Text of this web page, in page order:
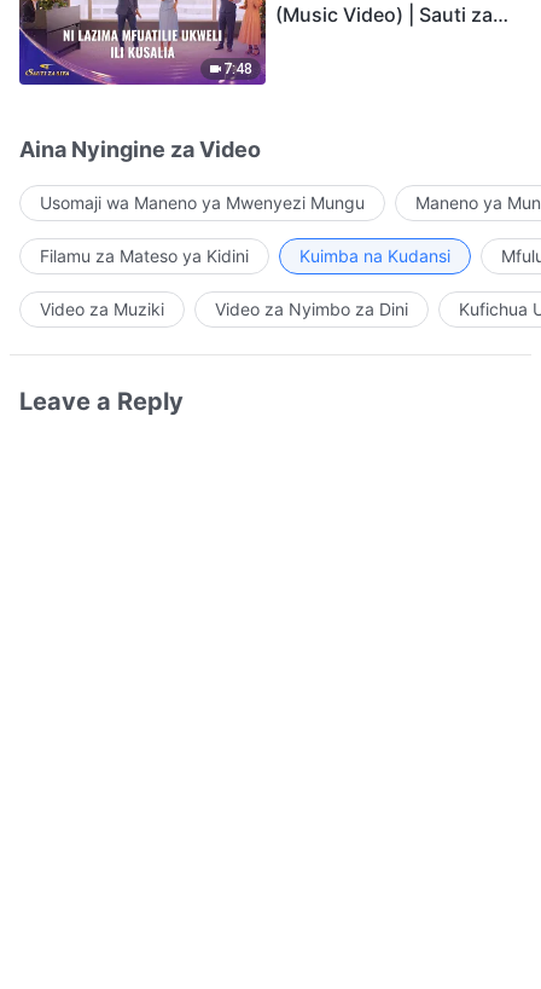
7:48
(Music Video) | Sauti za
Aina Nyingine za Video
Usomaji wa Maneno ya Mwenyezi Mungu Maneno ya
Filamu za Mateso ya Kidini Kuimba na Kudansi
Video za Muziki Video za Nyimbo za Dini Kufichua
Leave a Reply